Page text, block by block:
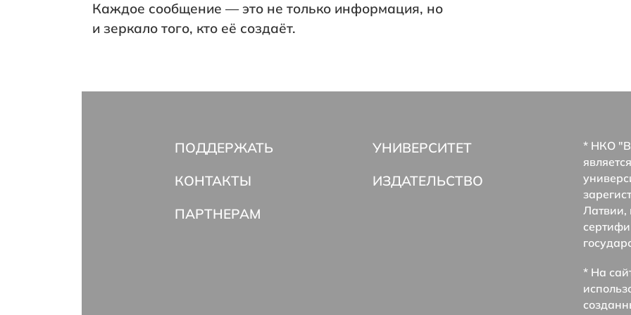
Каждое сообщение — это не только информация, но
и зеркало того, кто её создаёт.
ПОДДЕРЖАТЬ
КОНТАКТЫ
ПАРТНЕРАМ
УНИВЕРСИТЕТ
ИЗДАТЕЛЬСТВО
* НКО
Латвии,
* На